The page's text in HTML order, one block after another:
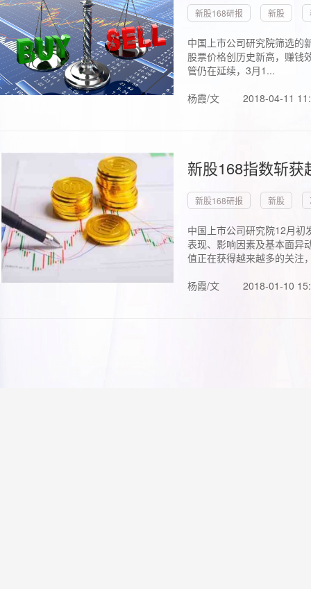
新股168研报 新股
中国上市公司研究院筛选的
股票价格创历史新高，赚钱
管仍在延续，3月1...
杨霞/文
2018-04-11
新股168指数斩
新股168研报 新股
中国上市公司研究院12月初
表现、影响因素及基本面异
值正在获得越来越多的关注
杨霞/文
2018-01-10